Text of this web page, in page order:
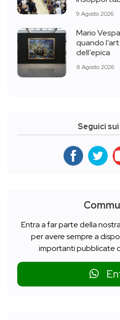
9 Agosto 2026
Mario
quando
dell’epica
8 Agosto 2026
Seguici
Entra a far parte della
per avere sempre a
importanti pubblicate